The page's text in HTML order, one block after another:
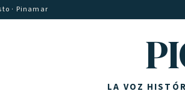
· Pinamar
LA VOZ